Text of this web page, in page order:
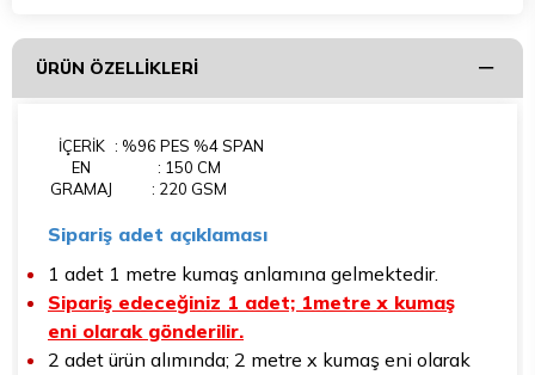
ÜRÜN ÖZELLIKLERI
İÇERİK : %96 PES %4 SPAN
EN
: 150 CM
GRAMAJ
: 220 GSM
Sipariş adet açıklaması
1 adet 1 metre kumaş anlamına gelmektedir.
Sipariş edeceğiniz 1 adet; 1metre x kumaş
eni olarak gönderilir.
2 adet ürün alımında; 2 metre x kumaş eni olarak